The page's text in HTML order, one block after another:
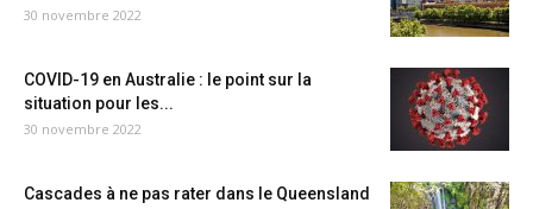
30 novembre 2022
COVID-19 en Australie : le point sur la
situation pour les...
30 novembre 2022
Cascades à ne pas rater dans le Queensland